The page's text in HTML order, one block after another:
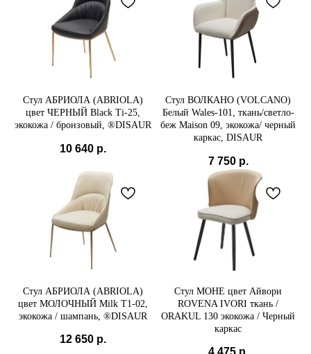
Стул АБРИОЛА (ABRIOLA)
цвет ЧЕРНЫЙ Black Ti-25,
экокожа / бронзовый, ®DISAUR
10 640 р.
Стул ВОЛКАНО (VOLCANO)
Белый Wales-101, ткань/светло-
беж Maison 09, экокожа/ черный
каркас, DISAUR
7 750 р.
Стул АБРИОЛА (ABRIOLA)
цвет МОЛОЧНЫЙ Milk T1-02,
экокожа / шампань, ®DISAUR
12 650 р.
Стул МОНЕ цвет Айвори
ROVENA IVORI ткань /
ORAKUL 130 экокожа / Черный
каркас